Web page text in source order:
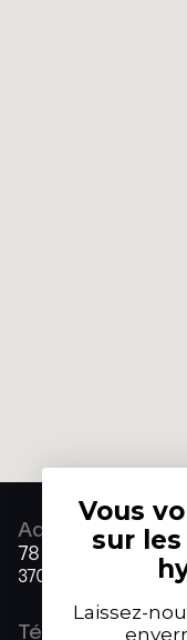
Adresse
78 Jardin
37000 Tours
Téléphone
Vous
sur
Laissez-